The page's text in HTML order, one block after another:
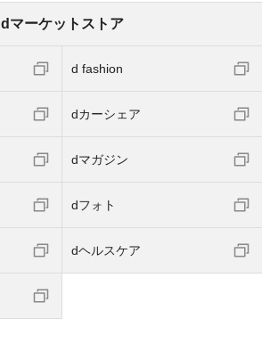
dマーケットストア
d fashion
dカーシェア
dマガジン
dフォト
dヘルスケア